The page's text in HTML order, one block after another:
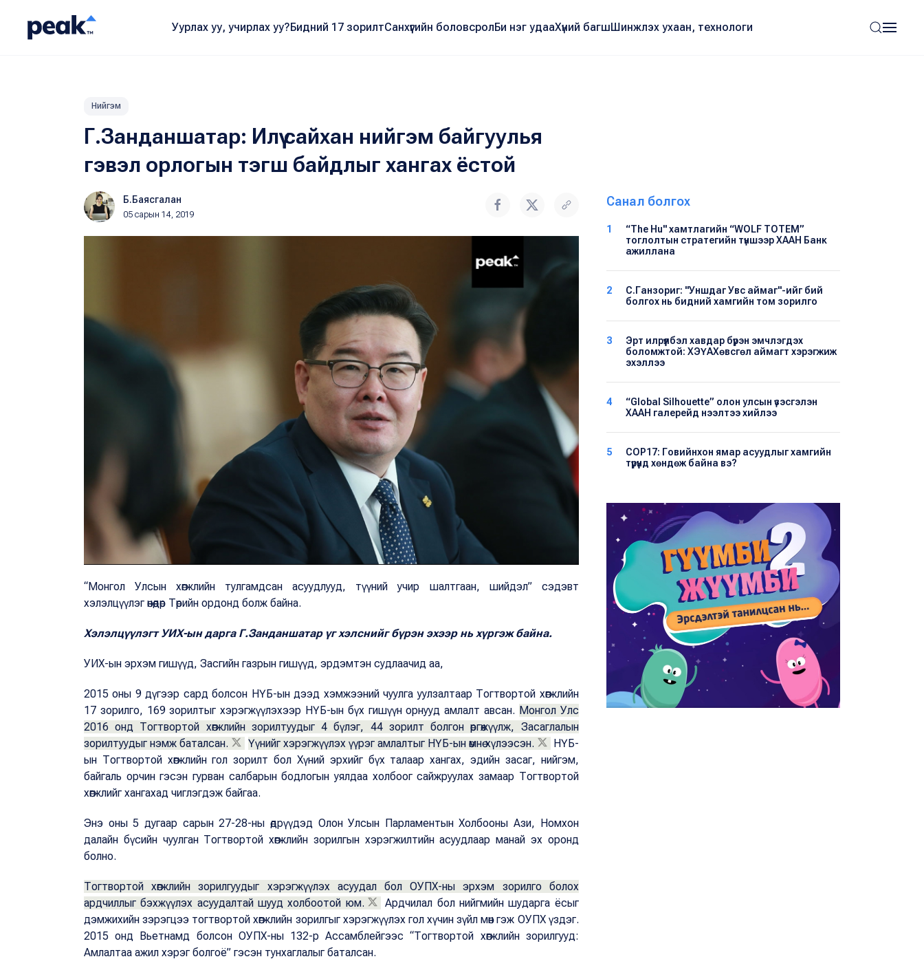
Уурлах уу, учирлах уу?Бидний 17 зорилтСанхүүгийн боловсролБи нэг удааХүний багшШинжлэх ухаан, технологи
Нийгэм
Г.Занданшатар: Илүү сайхан нийгэм байгуулья
гэвэл орлогын тэгш байдлыг хангах ёстой
Б.Баясгалан
05 сарын 14, 2019
“Монгол Улсын хөгжлийн тулгамдсан асуудлууд, түүний учир шалтгаан, шийдэл” сэдэвт
хэлэлцүүлэг өнөөдөр Төрийн ордонд болж байна.
Хэлэлцүүлэгт УИХ-ын дарга Г.Занданшатар үг хэлснийг бүрэн эхээр нь хүргэж байна.
УИХ-ын эрхэм гишүүд, Засгийн газрын гишүүд, эрдэмтэн судлаачид аа,
2015 оны 9 дүгээр сард болсон НҮБ-ын дээд хэмжээний чуулга уулзалтаар Тогтвортой хөгжлийн
17 зорилго, 169 зорилтыг хэрэгжүүлэхээр НҮБ-ын бүх гишүүн орнууд амлалт авсан. Монгол Улс
2016 онд Тогтвортой хөгжлийн зорилтуудыг 4 бүлэг, 44 зорилт болгон өргөжүүлж, Засаглалын
зорилтуудыг нэмж баталсан.
Үүнийг хэрэгжүүлэх үүрэг амлалтыг НҮБ-ын өмнө хүлээсэн.
НҮБ-
ын Тогтвортой хөгжлийн гол зорилт бол Хүний эрхийг бүх талаар хангах, эдийн засаг, нийгэм,
байгаль орчин гэсэн гурван салбарын бодлогын уялдаа холбоог сайжруулах замаар Тогтвортой
хөгжлийг хангахад чиглэгдэж байгаа.
Энэ оны 5 дугаар сарын 27-28-ны өдрүүдэд Олон Улсын Парламентын Холбооны Ази, Номхон
далайн бүсийн чуулган Тогтвортой хөгжлийн зорилгын хэрэгжилтийн асуудлаар манай эх оронд
болно.
Тогтвортой хөгжлийн зорилгуудыг хэрэгжүүлэх асуудал бол ОУПХ-ны эрхэм зорилго болох
ардчиллыг бэхжүүлэх асуудалтай шууд холбоотой юм.
Ардчилал бол нийгмийн шударга ёсыг
дэмжихийн зэрэгцээ тогтвортой хөгжлийн зорилгыг хэрэгжүүлэх гол хүчин зүйл мөн гэж ОУПХ үздэг.
2015 онд Вьетнамд болсон ОУПХ-ны 132-р Ассамблейгээс “Тогтвортой хөгжлийн зорилгууд:
Амлалтаа ажил хэрэг болгоё” гэсэн тунхаглалыг баталсан.
Санал болгох
1
“The Hu" хамтлагийн “WOLF TOTEM”
тоглолтын стратегийн түншээр ХААН Банк
ажиллана
2
С.Ганзориг: "Уншдаг Увс аймаг"-ийг бий
болгох нь бидний хамгийн том зорилго
3
Эрт илрүүлбэл хавдар бүрэн эмчлэгдэх
боломжтой: ХЭҮА​Хөвсгөл аймагт хэрэгжиж
эхэллээ
4
“Global Silhouette” олон улсын үзэсгэлэн
ХААН галерейд нээлтээ хийлээ
5
COP17: Говийнхон ямар асуудлыг хамгийн
түрүүнд хөндөж байна вэ?